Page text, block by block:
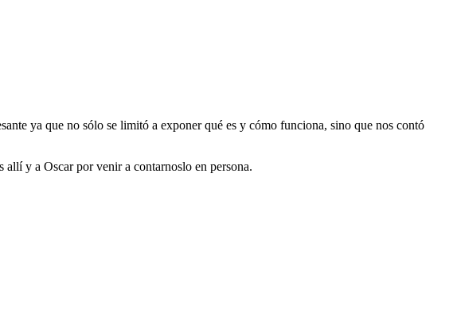
ya que no sólo se limitó a exponer qué es y cómo funciona, sino que nos contó
y a Oscar por venir a contarnoslo en persona.